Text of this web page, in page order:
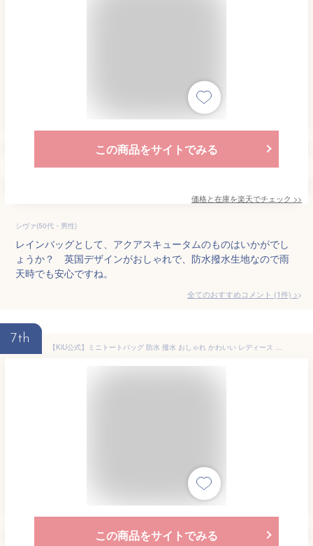
この商品をサイトでみる
価格と在庫を楽天でチェック >>
シヴァ(50代・男性)
レインバッグとして、アクアスキュータムのものはいかがでし
ょうか？ 英国デザインがおしゃれで、防水撥水生地なので雨
天時でも安心ですね。
全てのおすすめコメント (1件) >
7th
【KiU公式】ミニトートバッグ 防水 撥水 おしゃれ かわいい レディース メンズ 2way ハンドバッグ ショルダーバッグ カジュアル 500ml ペットボトル ポケット ユニセックス 男女兼用 600D メール便対象
この商品をサイトでみる